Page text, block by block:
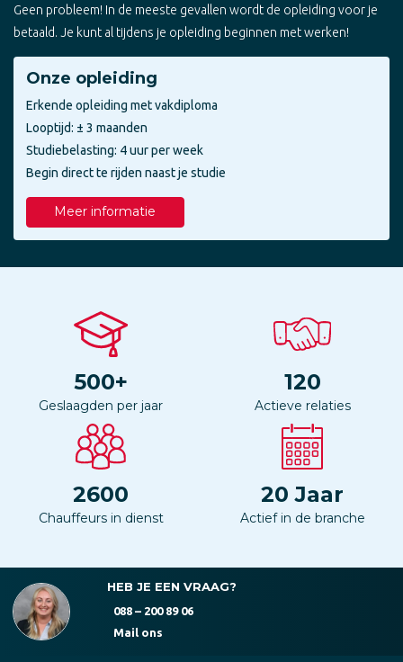
Geen probleem! In de meeste gevallen wordt de opleiding voor je
betaald. Je kunt al tijdens je opleiding beginnen met werken!
Onze opleiding
Erkende opleiding met vakdiploma
Looptijd: ± 3 maanden
Studiebelasting: 4 uur per week
Begin direct te rijden naast je studie
Meer informatie
500+
Geslaagden per jaar
120
Actieve relaties
2600
Chauffeurs in dienst
20 Jaar
Actief in de branche
HEB JE EEN VRAAG?
088 – 200 89 06
Mail ons